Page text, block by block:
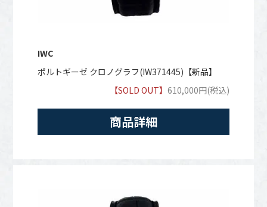
IWC
ポルトギーゼ クロノグラフ(IW371445)【新品】
【SOLD OUT】610,000円(税込)
商品詳細